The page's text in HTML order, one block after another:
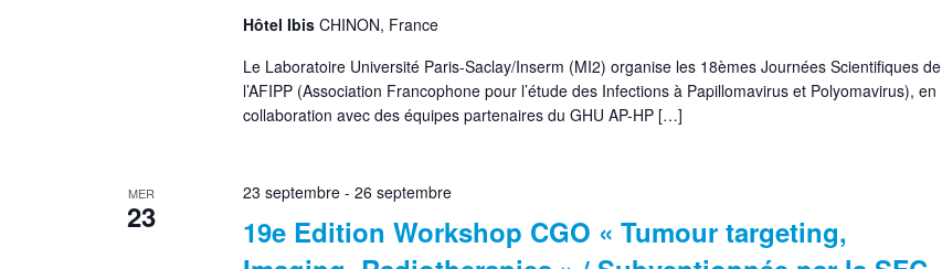
Hôtel Ibis CHINON, France
Le Laboratoire Université Paris-Saclay/Inserm (MI2) organise les 18èmes Journées Scientifiques de
l’AFIPP (Association Francophone pour l’étude des Infections à Papillomavirus et Polyomavirus), en
collaboration avec des équipes partenaires du GHU AP-HP […]
MER
23
19e Edition Workshop CGO « Tumour targeting,
23 septembre- 26 septembre